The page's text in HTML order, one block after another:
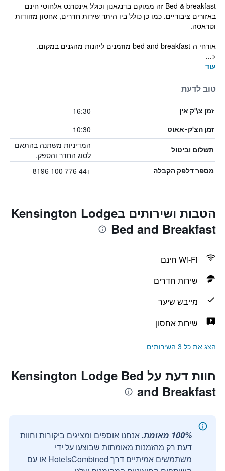
Bed & breakfast זה ממוקם בדנגאנון וכולל אינטרנט אלחוטי חינם
באזורים ציבוריים. כמו כן כולל ביו היתר שירות חדרים, אחסון מזוודות
וטראסה.
אורחי ה-bed and breakfast מוזמנים ליהנות מהגנים במקום.
<...
עוד
טוב לדעת
זמן צ\'ק אין 16:30
זמן הצ'ק-אאוט 10:30
תשלום וביטול
המדיניות משתנה בהתאם
לסוג החדר והספק.
מספר דלפק הקבלה +44 776 100 8196
הטבות ושירותים בKensington Lodge
Bed and Breakfast
Wi-Fi חינם
שירות חדרים
מייבש שיער
שירות אחסון
הצג את כל 3 השירותים
חוות דעת על Kensington Lodge Bed
and Breakfast
100% מאומת.
אנחנו אוספים ומציגים ביקורות וחוות
דעת רק מהזמנות מאומתות שבוצעו על ידי
משתמשים אמיתיים דרך HotelsCombined או עם